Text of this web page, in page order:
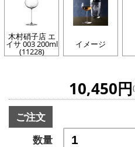
木村硝子店 エ
イサ 003 200ml
(11228)
イメージ
10,450円
ご注文
数量